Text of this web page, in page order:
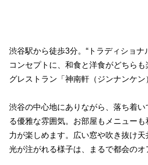
渋谷駅から徒歩3分。“トラディショナ
コンセプトに、和食と洋食がどちら
グレストラン「神南軒（ジンナンケン
渋谷の中心地にありながら、落ち着い
る優雅な雰囲気。お部屋もメニュー
力が楽しめます。広い窓や吹き抜け
光が注がれる様子は、まるで都会のオ